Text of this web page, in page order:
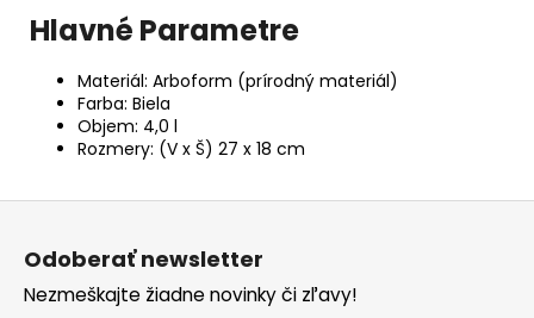
Hlavné Parametre
Materiál: Arboform (prírodný materiál)
Farba: Biela
Objem: 4,0 l
Rozmery: (V x Š) 27 x 18 cm
Z
Odoberať newsletter
Nezmeškajte žiadne novinky či zľavy!